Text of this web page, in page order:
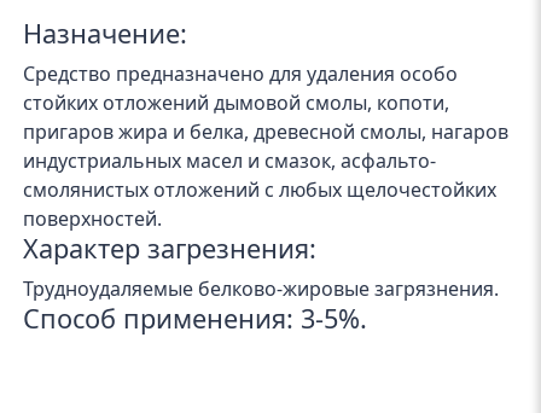
Назначение:
Средство предназначено для удаления особо
стойких отложений дымовой смолы, копоти,
пригаров жира и белка, древесной смолы, нагаров
индустриальных масел и смазок, асфальто-
смолянистых отложений с любых щелочестойких
поверхностей.
Характер загрезнения:
Трудноудаляемые белково-жировые загрязнения.
Способ применения: 3-5%.